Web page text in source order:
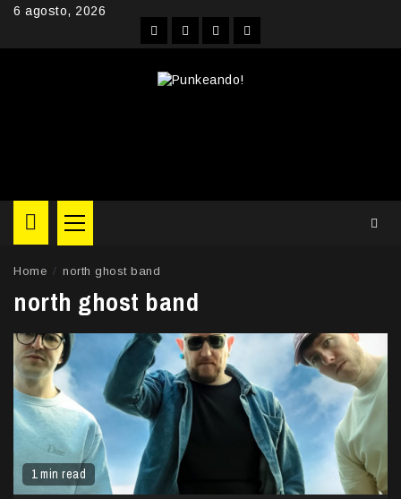
Skip6 agosto, 2026
FacebookInstagram
YouTubeTwitter
Primary
Menu
Home north ghost band
north ghost band
1 min read